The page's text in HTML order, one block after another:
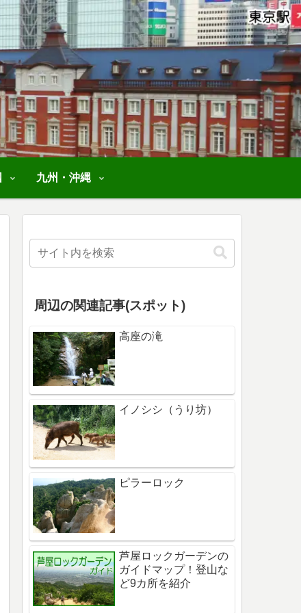
九州・沖縄
周辺の関連記事(スポット)
高座の滝
イノシシ（うり坊）
ピラーロック
芦屋ロックガーデンの
ガイドマップ！登山な
ど9カ所を紹介